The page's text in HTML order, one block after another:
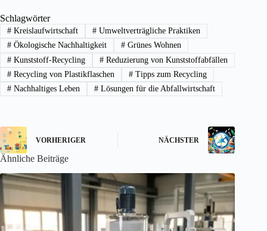
Schlagwörter
#Kreislaufwirtschaft #Umweltverträgliche Praktiken
#Ökologische Nachhaltigkeit #Grünes Wohnen
#Kunststoff-Recycling #Reduzierung von Kunststoffabfällen
#Recycling von Plastikflaschen #Tipps zum Recycling
#Nachhaltiges Leben #Lösungen für die Abfallwirtschaft
VORHERIGER NÄCHSTER
Ähnliche Beiträge